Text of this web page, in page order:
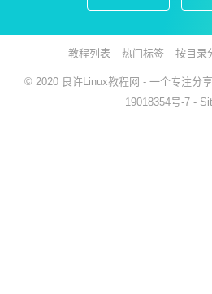
教程列表 热门标签 按目录
© 2020 良许Linux教程网 - 一个专注分
19018354号-7 -